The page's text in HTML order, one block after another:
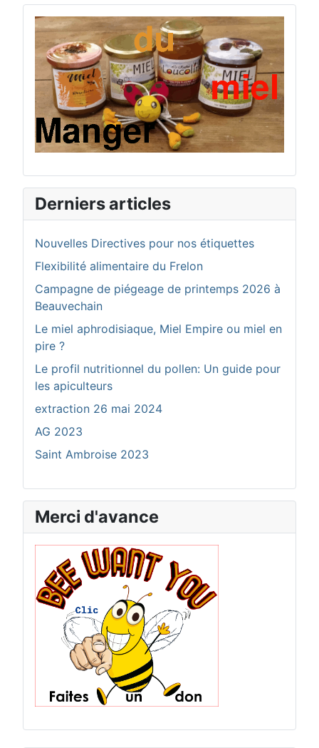
Derniers articles
Nouvelles Directives pour nos étiquettes
Flexibilité alimentaire du Frelon
Campagne de piégeage de printemps 2026 à
Beauvechain
Le miel aphrodisiaque, Miel Empire ou miel en
pire ?
Le profil nutritionnel du pollen: Un guide pour
les apiculteurs
extraction 26 mai 2024
AG 2023
Saint Ambroise 2023
Merci d'avance